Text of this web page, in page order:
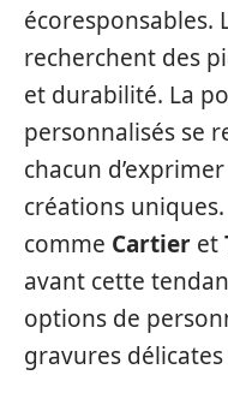
écoresponsables.
recherchent des
et durabilité. La
personnalisés se
chacun
créations
comme Cartier et
avant cette
options de
gravures